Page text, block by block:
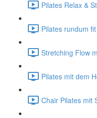
Pilates Relax &
Pilates rundum
Stretching Flow
Pilates mit dem
Chair Pilates mit